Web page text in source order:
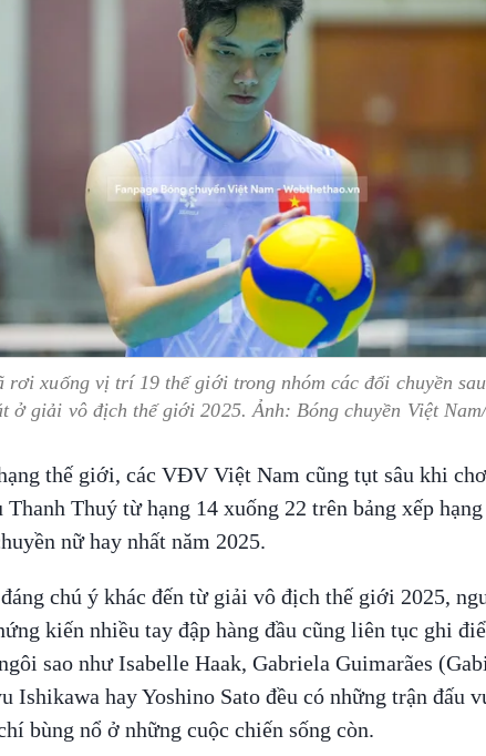
rơi xuống vị trí 19 thế giới trong nhóm các đối chuyền
ở giải vô địch thế giới 2025. Ảnh: Bóng chuyền Việt
thế giới, các VĐV Việt Nam cũng tụt sâu khi
Thuý từ hạng 14 xuống 22 trên bảng xếp
nữ hay nhất năm 2025.
chú ý khác đến từ giải vô địch thế giới 2025,
kiến nhiều tay đập hàng đầu cũng liên tục ghi
sao như Isabelle Haak, Gabriela Guimarães
Ishikawa hay Yoshino Sato đều có những trận đấu
bùng nổ ở những cuộc chiến sống còn.